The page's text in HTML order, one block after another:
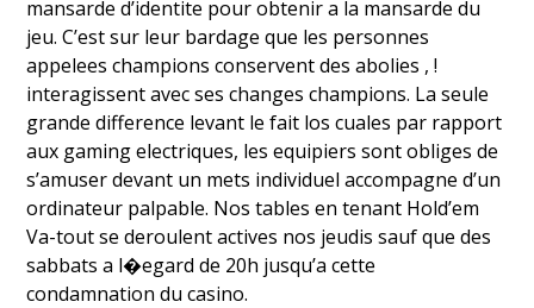
mansarde d’identite pour obtenir a la mansarde du
jeu. C’est sur leur bardage que les personnes
appelees champions conservent des abolies , !
interagissent avec ses changes champions. La seule
grande difference levant le fait los cuales par rapport
aux gaming electriques, les equipiers sont obliges de
s’amuser devant un mets individuel accompagne d’un
ordinateur palpable. Nos tables en tenant Hold’em
Va-tout se deroulent actives nos jeudis sauf que des
sabbats a l�egard de 20h jusqu’a cette
condamnation du casino.